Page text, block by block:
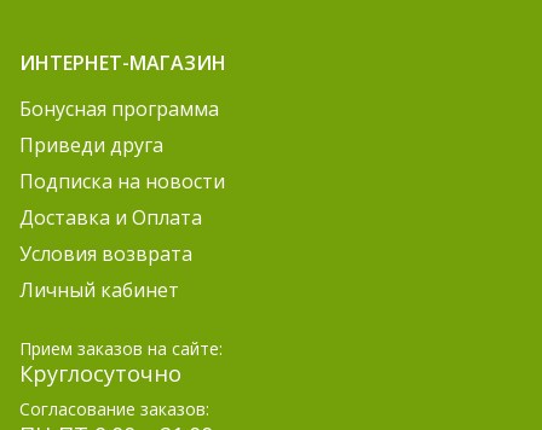
ИНТЕРНЕТ-МАГАЗИН
Бонусная программа
Приведи друга
Подписка на новости
Доставка и Оплата
Условия возврата
Личный кабинет
Прием заказов на сайте:
Круглосуточно
Согласование заказов: